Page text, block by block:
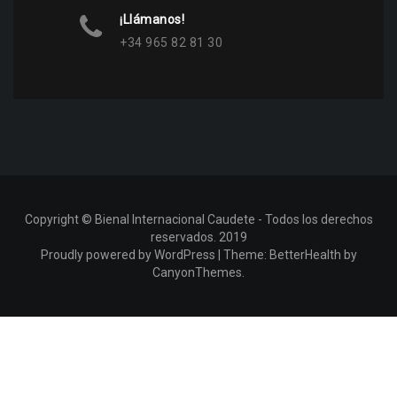
¡Llámanos!
+34 965 82 81 30
Copyright © Bienal Internacional Caudete - Todos los derechos
reservados. 2019
Proudly powered by WordPress | Theme: BetterHealth by
CanyonThemes